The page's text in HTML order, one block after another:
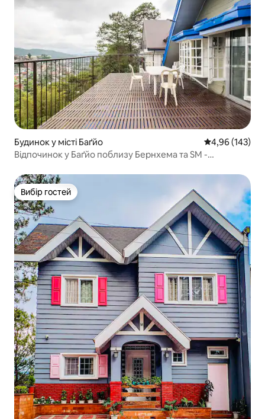
Будинок у місті Баґйо Середня
4,96 (143)
Відпочинок у Баґйо поблизу Бернхема та SM -
Вибір гостей
Вибір гостей